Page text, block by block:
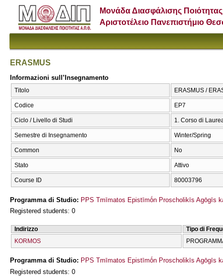
Μονάδα Διασφάλισης Ποιότητας
Αριστοτέλειο Πανεπιστήμιο
ERASMUS
Informazioni sull’Insegnamento
Titolo ERASMUS /
Codice ΕΡ7
Ciclo / Livello di Studi 1. Corso di
Semestre di Insegnamento Winter/Spring
Common No
Stato Attivo
Course ID 80003796
Programma di Studio: PPS Tmīmatos Epistīmṓn Proscholikīs Agōgīs
Registered students: 0
Indirizzo
Tipo di
KORMOS
Programma di Studio: PPS Tmīmatos Epistīmṓn Proscholikīs Agōgīs
Registered students: 0